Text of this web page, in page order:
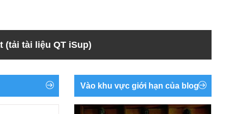
(tải tài liệu QT iSup)
Vào khu vực giới hạn của blog